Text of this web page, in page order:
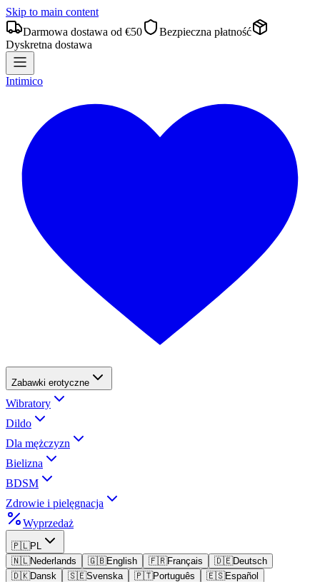
Skip to main content
Darmowa dostawa od €50
Bezpieczna płatność
Dyskretna dostawa
Intimico
Zabawki erotyczne
Wibratory
Dildo
Dla mężczyzn
Bielizna
BDSM
Zdrowie i pielęgnacja
Wyprzedaż
🇵🇱PL
🇳🇱Nederlands 🇬🇧English 🇫🇷Français 🇩🇪Deutsch
🇩🇰Dansk 🇸🇪Svenska 🇵🇹Português 🇪🇸Español